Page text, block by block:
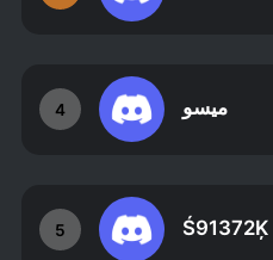
4 ميسو
5 Ś91372Ķ